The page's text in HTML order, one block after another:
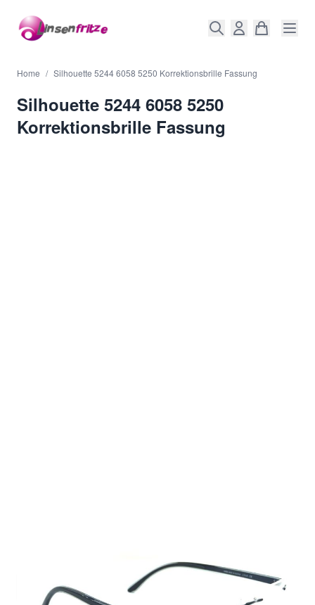
Home / Silhouette 5244 6058 5250 Korrektionsbrille Fassung
Silhouette 5244 6058 5250
Korrektionsbrille Fassung